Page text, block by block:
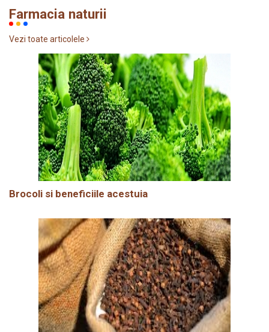
Farmacia naturii
Vezi toate articolele
Brocoli si beneficiile acestuia